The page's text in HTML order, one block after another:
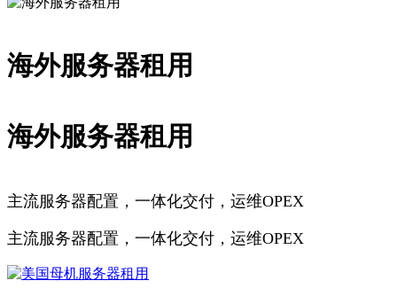
海外服务器租用
海外服务器租用
主流服务器配置，一体化交付，运维OPEX
主流服务器配置，一体化交付，运维OPEX